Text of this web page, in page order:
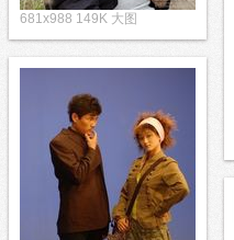
681x988 149K 大图